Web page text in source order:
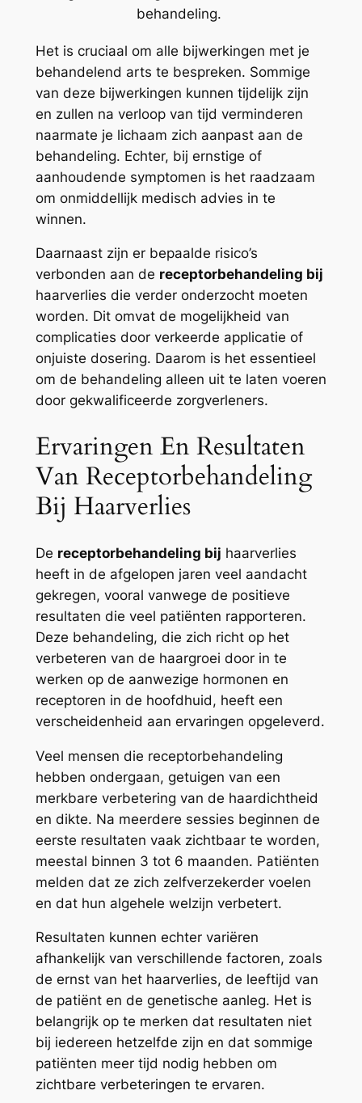
behandeling.
Het is cruciaal om alle bijwerkingen met je
behandelend arts te bespreken. Sommige
van deze bijwerkingen kunnen tijdelijk zijn
en zullen na verloop van tijd verminderen
naarmate je lichaam zich aanpast aan de
behandeling. Echter, bij ernstige of
aanhoudende symptomen is het raadzaam
om onmiddellijk medisch advies in te
winnen.
Daarnaast zijn er bepaalde risico’s
verbonden aan de receptorbehandeling bij
haarverlies die verder onderzocht moeten
worden. Dit omvat de mogelijkheid van
complicaties door verkeerde applicatie of
onjuiste dosering. Daarom is het essentieel
om de behandeling alleen uit te laten voeren
door gekwalificeerde zorgverleners.
Ervaringen En Resultaten
Van Receptorbehandeling
Bij Haarverlies
De receptorbehandeling bij haarverlies
heeft in de afgelopen jaren veel aandacht
gekregen, vooral vanwege de positieve
resultaten die veel patiënten rapporteren.
Deze behandeling, die zich richt op het
verbeteren van de haargroei door in te
werken op de aanwezige hormonen en
receptoren in de hoofdhuid, heeft een
verscheidenheid aan ervaringen opgeleverd.
Veel mensen die receptorbehandeling
hebben ondergaan, getuigen van een
merkbare verbetering van de haardichtheid
en dikte. Na meerdere sessies beginnen de
eerste resultaten vaak zichtbaar te worden,
meestal binnen 3 tot 6 maanden. Patiënten
melden dat ze zich zelfverzekerder voelen
en dat hun algehele welzijn verbetert.
Resultaten kunnen echter variëren
afhankelijk van verschillende factoren, zoals
de ernst van het haarverlies, de leeftijd van
de patiënt en de genetische aanleg. Het is
belangrijk op te merken dat resultaten niet
bij iedereen hetzelfde zijn en dat sommige
patiënten meer tijd nodig hebben om
zichtbare verbeteringen te ervaren.